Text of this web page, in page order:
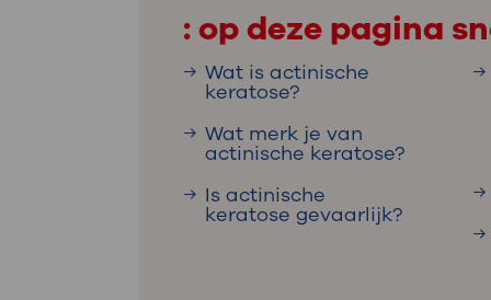
Uw
Contact
: op deze pagina
Wat is actinische
keratose?
Wat merk je van
actinische keratose?
Is actinische
keratose gevaarlijk?